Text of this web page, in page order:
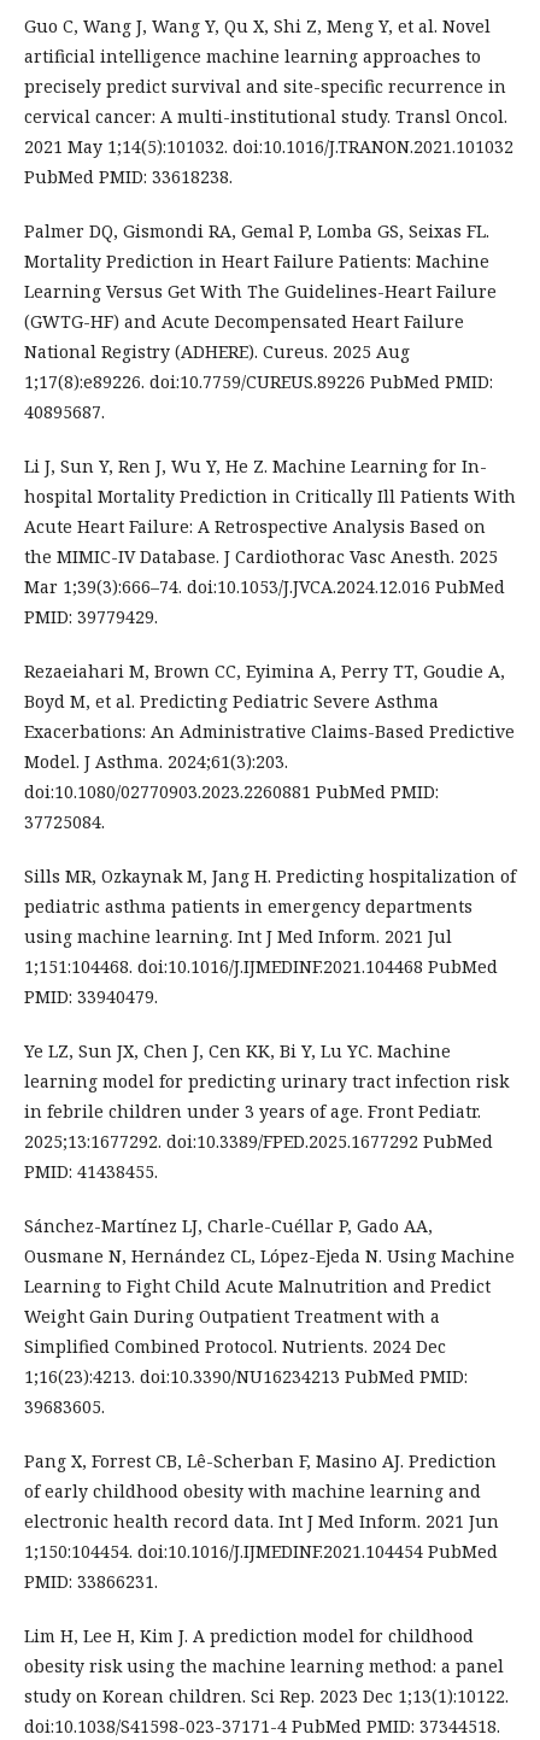
Guo C, Wang J, Wang Y, Qu X, Shi Z, Meng Y, et al. Novel
artificial intelligence machine learning approaches to
precisely predict survival and site-specific recurrence in
cervical cancer: A multi-institutional study. Transl Oncol.
2021 May 1;14(5):101032. doi:10.1016/J.TRANON.2021.101032
PubMed PMID: 33618238.
Palmer DQ, Gismondi RA, Gemal P, Lomba GS, Seixas FL.
Mortality Prediction in Heart Failure Patients: Machine
Learning Versus Get With The Guidelines-Heart Failure
(GWTG-HF) and Acute Decompensated Heart Failure
National Registry (ADHERE). Cureus. 2025 Aug
1;17(8):e89226. doi:10.7759/CUREUS.89226 PubMed PMID:
40895687.
Li J, Sun Y, Ren J, Wu Y, He Z. Machine Learning for In-
hospital Mortality Prediction in Critically Ill Patients With
Acute Heart Failure: A Retrospective Analysis Based on
the MIMIC-IV Database. J Cardiothorac Vasc Anesth. 2025
Mar 1;39(3):666–74. doi:10.1053/J.JVCA.2024.12.016 PubMed
PMID: 39779429.
Rezaeiahari M, Brown CC, Eyimina A, Perry TT, Goudie A,
Boyd M, et al. Predicting Pediatric Severe Asthma
Exacerbations: An Administrative Claims-Based Predictive
Model. J Asthma. 2024;61(3):203.
doi:10.1080/02770903.2023.2260881 PubMed PMID:
37725084.
Sills MR, Ozkaynak M, Jang H. Predicting hospitalization of
pediatric asthma patients in emergency departments
using machine learning. Int J Med Inform. 2021 Jul
1;151:104468. doi:10.1016/J.IJMEDINF.2021.104468 PubMed
PMID: 33940479.
Ye LZ, Sun JX, Chen J, Cen KK, Bi Y, Lu YC. Machine
learning model for predicting urinary tract infection risk
in febrile children under 3 years of age. Front Pediatr.
2025;13:1677292. doi:10.3389/FPED.2025.1677292 PubMed
PMID: 41438455.
Sánchez-Martínez LJ, Charle-Cuéllar P, Gado AA,
Ousmane N, Hernández CL, López-Ejeda N. Using Machine
Learning to Fight Child Acute Malnutrition and Predict
Weight Gain During Outpatient Treatment with a
Simplified Combined Protocol. Nutrients. 2024 Dec
1;16(23):4213. doi:10.3390/NU16234213 PubMed PMID:
39683605.
Pang X, Forrest CB, Lê-Scherban F, Masino AJ. Prediction
of early childhood obesity with machine learning and
electronic health record data. Int J Med Inform. 2021 Jun
1;150:104454. doi:10.1016/J.IJMEDINF.2021.104454 PubMed
PMID: 33866231.
Lim H, Lee H, Kim J. A prediction model for childhood
obesity risk using the machine learning method: a panel
study on Korean children. Sci Rep. 2023 Dec 1;13(1):10122.
doi:10.1038/S41598-023-37171-4 PubMed PMID: 37344518.